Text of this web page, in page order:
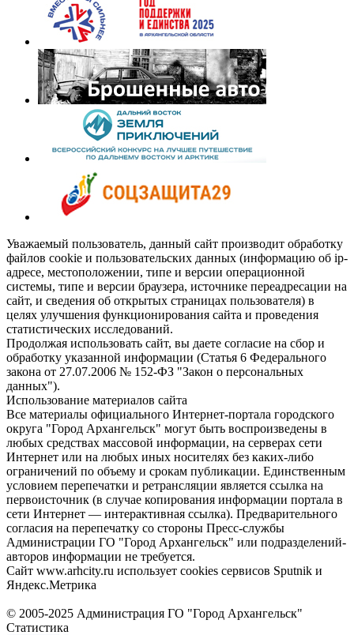
Уважаемый пользователь, данный сайт производит обработку
файлов cookie и пользовательских данных (информацию об ip-
адресе, местоположении, типе и версии операционной
системы, типе и версии браузера, источнике переадресации на
сайт, и сведения об открытых страницах пользователя) в
целях улучшения функционирования сайта и проведения
статистических исследований.
Продолжая использовать сайт, вы даете согласие на сбор и
обработку указанной информации (Статья 6 Федерального
закона от 27.07.2006 № 152-ФЗ "Закон о персональных
данных").
Использование материалов сайта
Все материалы официального Интернет-портала городского
округа "Город Архангельск" могут быть воспроизведены в
любых средствах массовой информации, на серверах сети
Интернет или на любых иных носителях без каких-либо
ограничений по объему и срокам публикации. Единственным
условием перепечатки и ретрансляции является ссылка на
первоисточник (в случае копирования информации портала в
сети Интернет — интерактивная ссылка). Предварительного
согласия на перепечатку со стороны Пресс-службы
Администрации ГО "Город Архангельск" или подразделений-
авторов информации не требуется.
Сайт www.arhcity.ru использует cookies сервисов Sputnik и
Яндекс.Метрика
© 2005-2025 Администрация ГО "Город Архангельск"
Статистика